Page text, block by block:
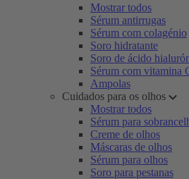
Mostrar todos
Sérum antirrugas
Sérum com colagénio
Soro hidratante
Soro de ácido
Sérum com vitamina
Ampolas
Cuidados para os olhos
Mostrar todos
Sérum para
Creme de olhos
Máscaras de olhos
Sérum para olhos
Soro para pestanas